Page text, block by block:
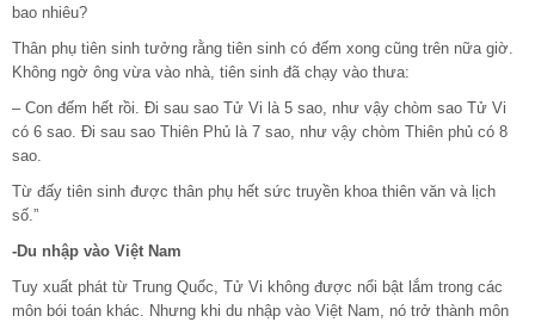
bao nhiêu?
Thân phụ tiên sinh tưởng rằng tiên sinh có đếm xong cũng trên nữa giờ.
Không ngờ ông vừa vào nhà, tiên sinh đã chạy vào thưa:
– Con đếm hết rồi. Đi sau sao Tử Vi là 5 sao, như vậy chòm sao Tử Vi
có 6 sao. Đi sau sao Thiên Phủ là 7 sao, như vậy chòm Thiên phủ có 8
sao.
Từ đấy tiên sinh được thân phụ hết sức truyền khoa thiên văn và lịch
số.”
-Du nhập vào Việt Nam
Tuy xuất phát từ Trung Quốc, Tử Vi không được nổi bật lắm trong các
môn bói toán khác. Nhưng khi du nhập vào Việt Nam, nó trở thành môn